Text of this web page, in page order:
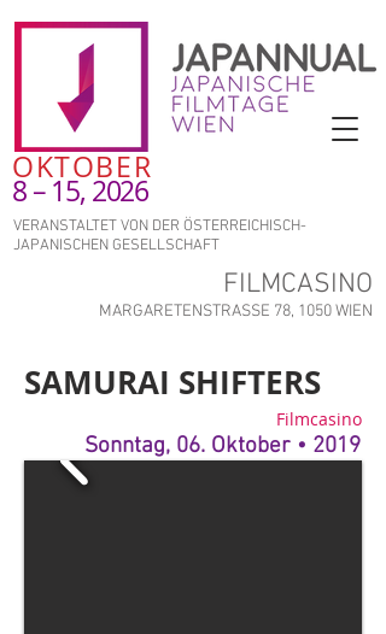
OKTOBER
8 – 15, 2026
VERANSTALTET VON DER ÖSTERREICHISCH-
JAPANISCHEN GESELLSCHAFT
FILMCASINO
MARGARETENSTRASSE 78, 1050 WIEN
SAMURAI SHIFTERS
Filmcasino
Sonntag, 06. Oktober • 2019